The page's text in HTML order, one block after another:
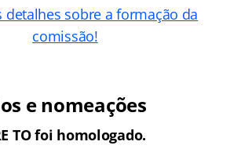
detalhes sobre a formação da
comissão!
e nomeações
TO foi homologado.